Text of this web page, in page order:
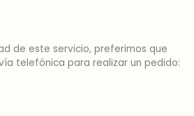
de este servicio, preferimos que
telefónica para realizar un pedido: